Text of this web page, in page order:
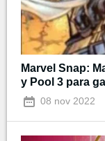
Marvel Snap:
y Pool 3 para
08 nov 2022